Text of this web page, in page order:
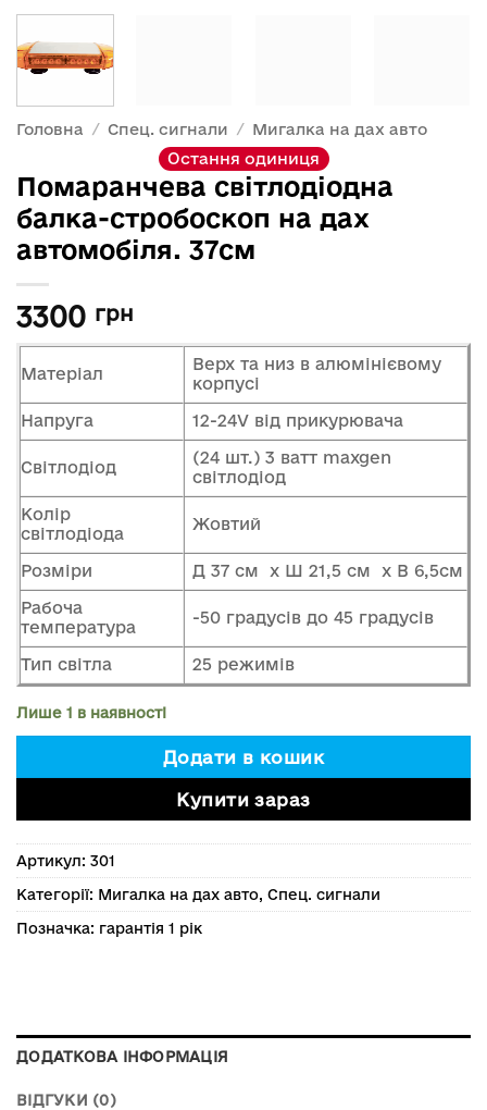
Головна / Спец. сигнали / Мигалка на дах авто
Остання одиниця
Помаранчева світлодіодна
балка-стробоскоп на дах
автомобіля. 37см
3300 грн
Матеріал
Верх та низ в алюмінієвому
корпусі
Напруга
12-24V від прикурювача
Світлодіод
(24 шт.) 3 ватт maxgen
світлодіод
Колір
світлодіода
Жовтий
Розміри
Д 37 см x Ш 21,5 см x В 6,5см
Рабоча
температура
-50 градусів до 45 градусів
Тип світла 25 режимів
Лише 1 в наявності
Додати в кошик
Купити зараз
Артикул: 301
Категорії: Мигалка на дах авто, Спец. сигнали
Позначка: гарантія 1 рік
ДОДАТКОВА ІНФОРМАЦІЯ
ВІДГУКИ (0)